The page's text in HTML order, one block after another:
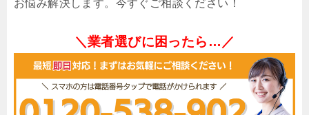
お悩み解決します。今すぐご相談ください！
＼業者選びに困ったら…／